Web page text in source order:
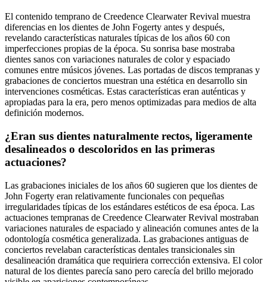
El contenido temprano de Creedence Clearwater Revival muestra
diferencias en los dientes de John Fogerty antes y después,
revelando características naturales típicas de los años 60 con
imperfecciones propias de la época. Su sonrisa base mostraba
dientes sanos con variaciones naturales de color y espaciado
comunes entre músicos jóvenes. Las portadas de discos tempranas y
grabaciones de conciertos muestran una estética en desarrollo sin
intervenciones cosméticas. Estas características eran auténticas y
apropiadas para la era, pero menos optimizadas para medios de alta
definición modernos.
¿Eran sus dientes naturalmente rectos, ligeramente
desalineados o descoloridos en las primeras
actuaciones?
Las grabaciones iniciales de los años 60 sugieren que los dientes de
John Fogerty eran relativamente funcionales con pequeñas
irregularidades típicas de los estándares estéticos de esa época. Las
actuaciones tempranas de Creedence Clearwater Revival mostraban
variaciones naturales de espaciado y alineación comunes antes de la
odontología cosmética generalizada. Las grabaciones antiguas de
conciertos revelaban características dentales transicionales sin
desalineación dramática que requiriera corrección extensiva. El color
natural de los dientes parecía sano pero carecía del brillo mejorado